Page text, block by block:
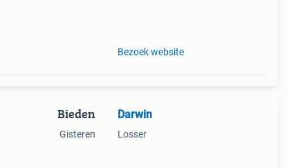
Bezoek website
Bieden
Gisteren
Darwin
Losser